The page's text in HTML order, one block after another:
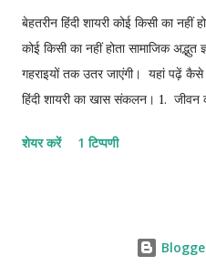
बेहतरीन हिंदी शायरी कोई किसी का
कोई किसी का नहीं होता सामाजिक अद्भुत
गहराइयों तक उतर जाएंगी। यहां पढ़ें
हिंदी शायरी का खास संकलन। 1. जीवन
अकेले आए है अकेले जाना है जो वक्त पर
उसके लिए पहचान के हो, अक्सर देखने को
शेयर करें 1 टिप्पणी
Blogger